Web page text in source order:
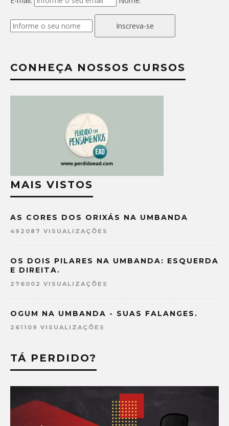
Inscreva-se
CONHEÇA NOSSOS CURSOS
MAIS VISTOS
AS CORES DOS ORIXÁS NA UMBANDA
492087 VISUALIZAÇÕES
OS DOIS PILARES NA UMBANDA: ESQUERDA
E DIREITA.
276002 VISUALIZAÇÕES
OGUM NA UMBANDA - SUAS FALANGES.
261109 VISUALIZAÇÕES
TÁ PERDIDO?